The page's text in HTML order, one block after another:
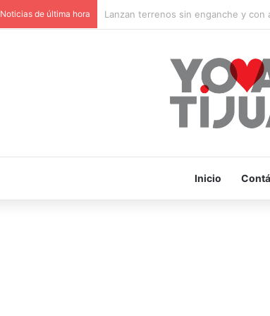
Noticias de última hora ¡Es hora de apoyar! mañana
Inicio